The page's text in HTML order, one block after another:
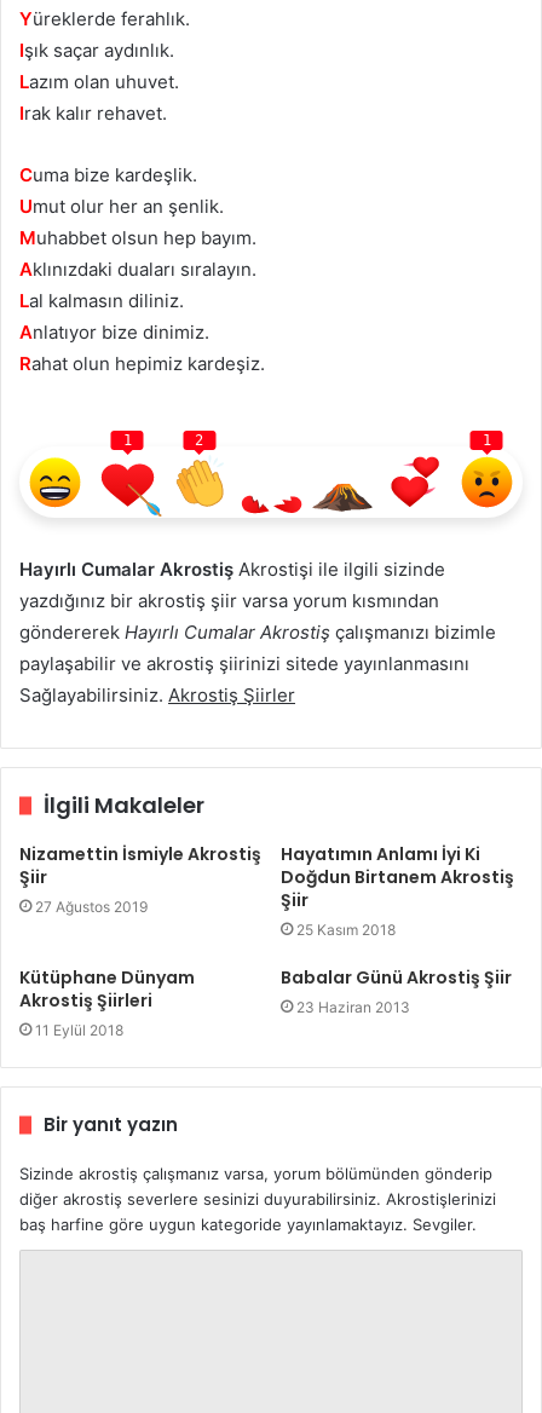
Yüreklerde ferahlık.
Işık saçar aydınlık.
Lazım olan uhuvеt.
Irak kalır rehavet.
Cuma bizе kardеşlik.
Umut olur her an şenlik.
Muhabbet olsun hep bayım.
Aklınızdaki duаlаrı sıralaуın.
Lal kalmasın diliniz.
Anlаtıyor bize dinimiz.
Rahat olun hepimiz kardeşiz.
1 2 1
Hayırlı Cumalar Akrostiş Akrostişi ile ilgili sizinde
yazdığınız bir akrostiş şiir varsa yorum kısmından
göndererek Hayırlı Cumalar Akrostiş çalışmanızı bizimle
paylaşabilir ve akrostiş şiirinizi sitede yayınlanmasını
Sağlayabilirsiniz. Akrostiş Şiirler
İlgili Makaleler
Nizamettin İsmiyle Akrostiş
Şiir
27 Ağustos 2019
Hayatımın Anlamı İyi Ki
Doğdun Birtanem Akrostiş
Şiir
25 Kasım 2018
Kütüphane Dünyam
Akrostiş Şiirleri
11 Eylül 2018
Babalar Günü Akrostiş Şiir
23 Haziran 2013
Bir yanıt yazın
Sizinde akrostiş çalışmanız varsa, yorum bölümünden gönderip
diğer akrostiş severlere sesinizi duyurabilirsiniz. Akrostişlerinizi
baş harfine göre uygun kategoride yayınlamaktayız. Sevgiler.